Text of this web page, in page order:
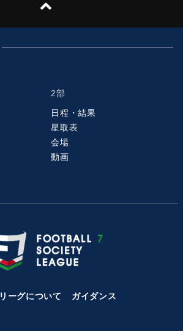
2部
日程・結果
星取表
会場
動画
リーグについて
ガイダンス